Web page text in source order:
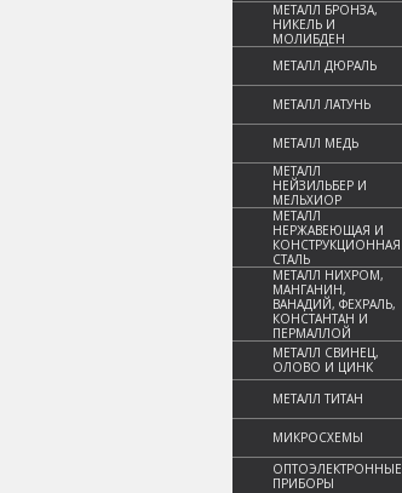
МЕТАЛЛ БРОНЗА,
НИКЕЛЬ И
МОЛИБДЕН
МЕТАЛЛ ДЮРАЛЬ
МЕТАЛЛ ЛАТУНЬ
МЕТАЛЛ МЕДЬ
МЕТАЛЛ
НЕЙЗИЛЬБЕР И
МЕЛЬХИОР
МЕТАЛЛ
НЕРЖАВЕЮЩАЯ И
КОНСТРУКЦИОННАЯ
СТАЛЬ
МЕТАЛЛ НИХРОМ,
МАНГАНИН,
ВАНАДИЙ, ФЕХРАЛЬ,
КОНСТАНТАН И
ПЕРМАЛЛОЙ
МЕТАЛЛ СВИНЕЦ,
ОЛОВО И ЦИНК
МЕТАЛЛ ТИТАН
МИКРОСХЕМЫ
ОПТОЭЛЕКТРОННЫЕ
ПРИБОРЫ